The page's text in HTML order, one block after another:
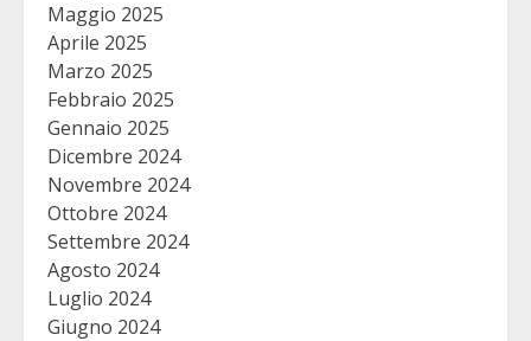
Maggio 2025
Aprile 2025
Marzo 2025
Febbraio 2025
Gennaio 2025
Dicembre 2024
Novembre 2024
Ottobre 2024
Settembre 2024
Agosto 2024
Luglio 2024
Giugno 2024